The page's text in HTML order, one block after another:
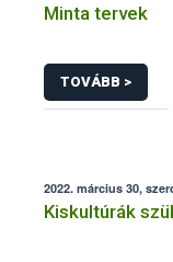
Minta tervek
TOVÁBB >
2022. március 30,
Kiskultúrák